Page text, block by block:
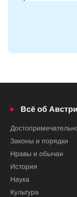
Всё об
Законы и порядки
Нравы и обычаи
История
Наука
Культура